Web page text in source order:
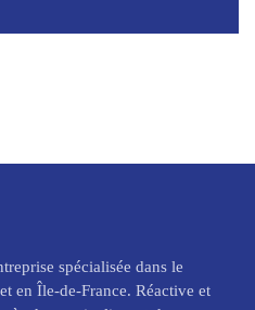
spécialisée dans le
en Île-de-France. Réactive et